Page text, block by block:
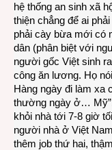
hệ thống an sinh xã
thiện chẳng để ai
phải cày bừa mới có
dân (phân biệt với
người gốc Việt sinh
công ăn lương. Họ
Hàng ngày đi làm xa
thường ngày ở…
khỏi nhà tới 7-8 giờ
người nhà ở Việt
thêm job thứ hai,